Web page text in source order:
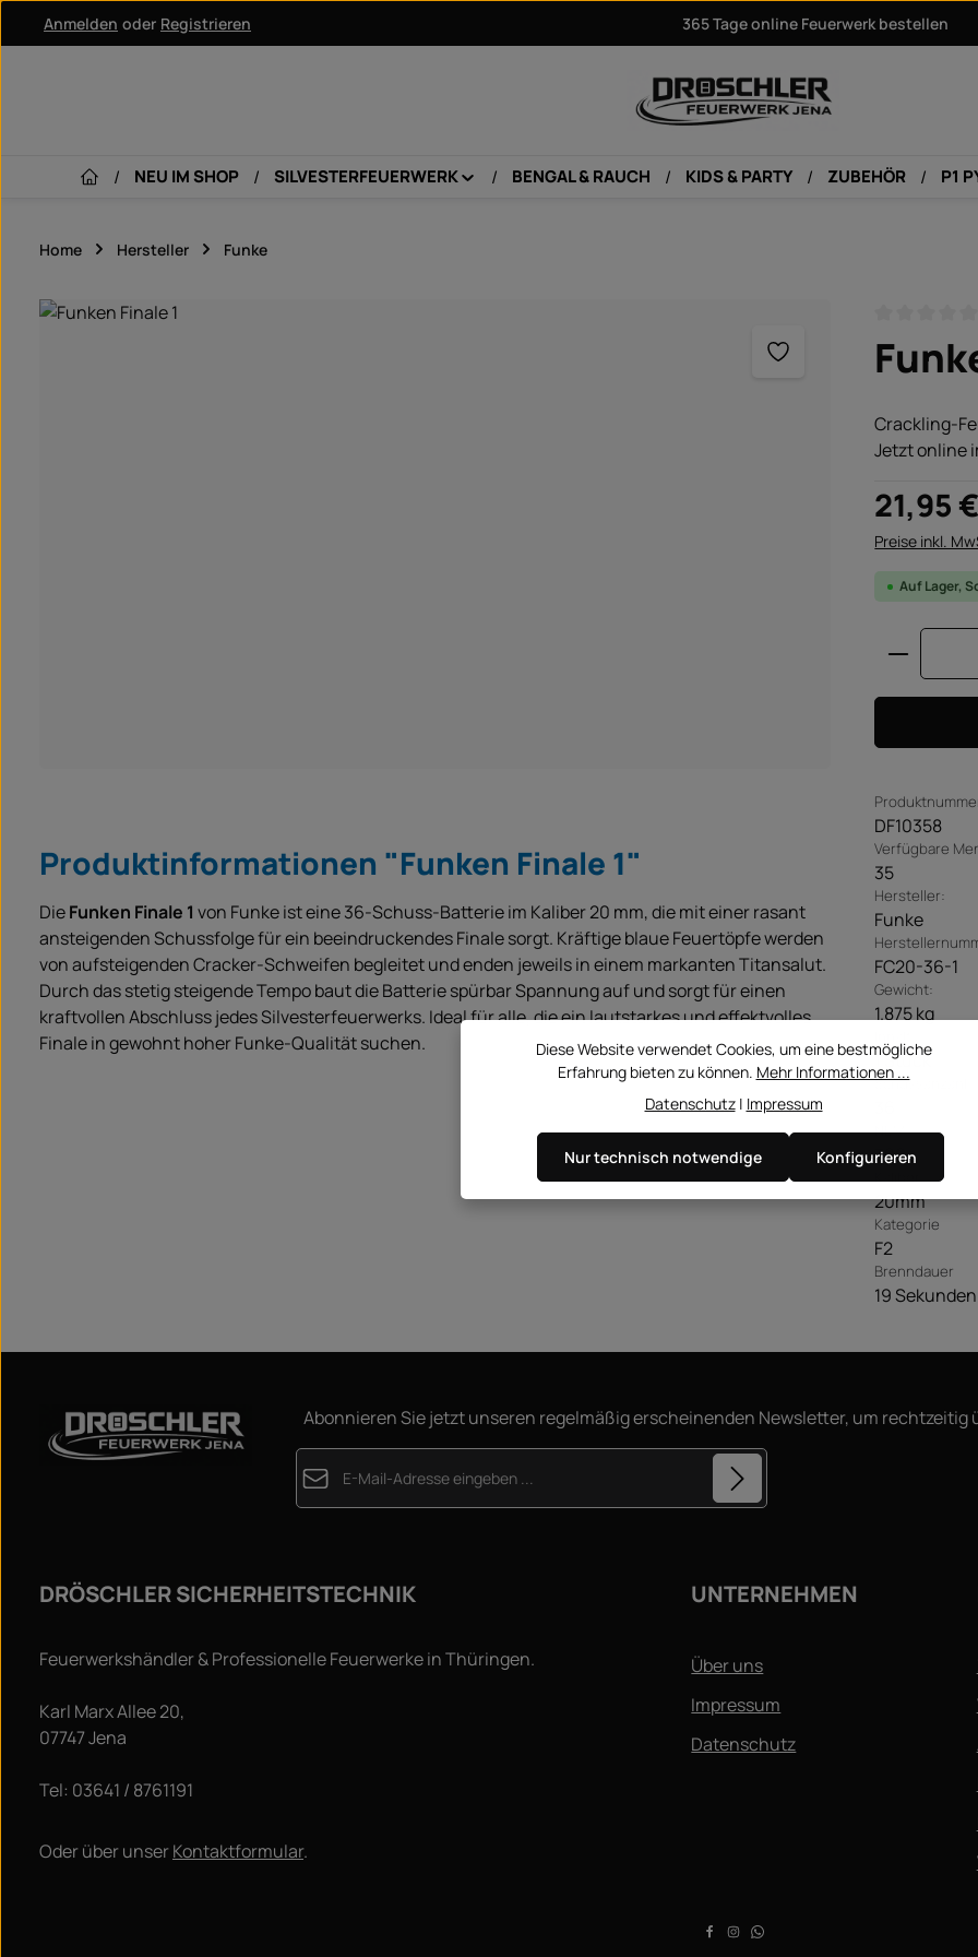
Hauptinhalt springen
Zur Hauptnavigation springen
Anmelden oder Registrieren 365 Tage online Feuerwerk bestellen
NEU IM SHOP SILVESTERFEUERWERK BENGAL & RAUCH KIDS & PARTY ZUBEHÖR P1
Home Hersteller Funke
Bildergalerie überspringen
Crackling-
Jetzt online
Regulärer
21,95 €
Preise inkl.
Auf Lager,
DF10358
Verfügbare
35
Hersteller:
Funke
FC20-36-1
Gewicht:
1.875 kg
1 Stück
Schussanzahl
NEM
306g
Kaliber
20mm
Kategorie
F2
Brenndauer
19 Sekunden
Produktinformationen "Funken Finale 1"
DieFunken Finale 1 von Funke ist eine 36-Schuss-Batterie im Kaliber 20 mm, die mit einer rasant
ansteigenden Schussfolge für ein beeindruckendes Finale sorgt. Kräftige blaue Feuertöpfe werden
von aufsteigenden Cracker-Schweifen begleitet und enden jeweils in einem markanten Titansalut.
Durch das stetig steigende Tempo baut die Batterie spürbar Spannung auf und sorgt für einen
kraftvollen Abschluss jedes Silvesterfeuerwerks. Ideal für alle, die ein lautstarkes und effektvolles
Finale in gewohnt hoher Funke-Qualität suchen.
Abonnieren Sie jetzt unseren regelmäßig erscheinenden Newsletter, um
E-Mail-Adresse*
genommen und die
gelesen und bin mit ihnen
DRÖSCHLER SICHERHEITSTECHNIK
Feuerwerkshändler & Professionelle Feuerwerke in Thüringen.
Karl Marx Allee 20,
07747 Jena
Tel: 03641 / 8761191
Oder über unserKontaktformular.
UNTERNEHMEN
Über uns
Impressum
Datenschutz
Diese Website verwendet Cookies, um eine bestmögliche
Erfahrung bieten zu können. Mehr Informationen ...
Datenschutz| Impressum
Nur technisch notwendige Konfigurieren